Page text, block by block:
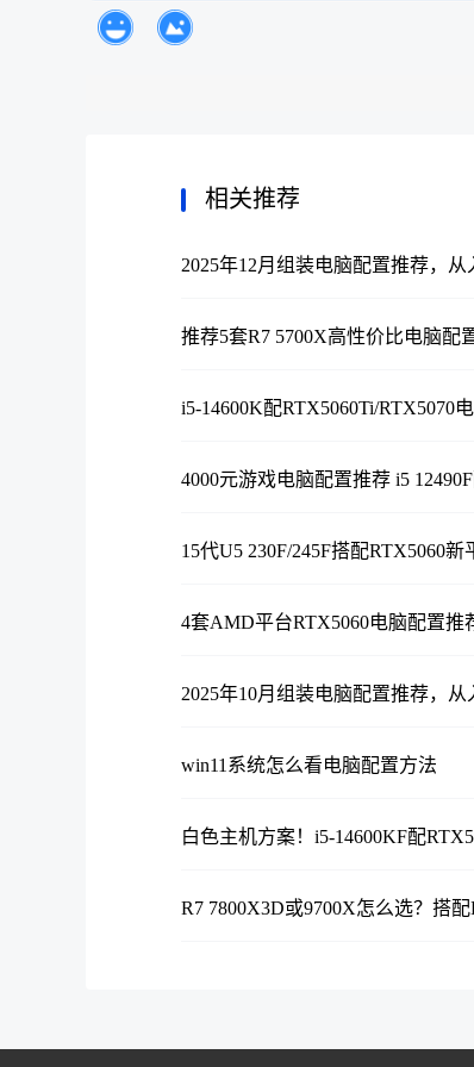
AMD锐龙R5 5600GT基于
的VEGA7核显，核显频率为
新正品。
以上就是捷维科技分享的3套
相关推荐
2025年12月组装电脑配置推荐，
推荐5套R7 5700X高性价比电脑配
i5-14600K配RTX5060Ti/RTX5070
4000元游戏电脑配置推荐 i5
15代U5 230F/245F搭配RTX5060
4套AMD平台RTX5060电脑配置推
2025年10月组装电脑配置推荐，
win11系统怎么看电脑配置方法
白色主机方案！i5-14600KF配
R7 7800X3D或9700X怎么选？搭